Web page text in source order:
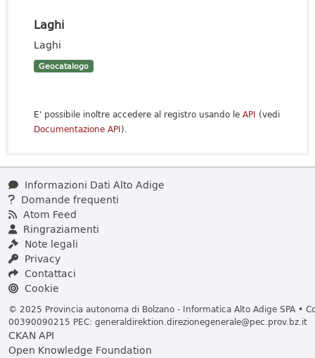
Laghi
Laghi
Geocatalogo
E' possibile inoltre accedere al registro usando le API (vedi
Documentazione API).
Informazioni Dati Alto Adige
Domande frequenti
Atom Feed
Ringraziamenti
Note legali
Privacy
Contattaci
Cookie
© 2025 Provincia autonoma di Bolzano - Informatica Alto Adige SPA •
00390090215 PEC: generaldirektion.direzionegenerale@pec.prov.bz.it
CKAN API
Open Knowledge Foundation